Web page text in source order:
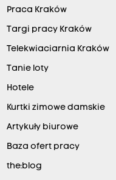
Praca Kraków
Targi pracy Kraków
Telekwiaciarnia Kraków
Tanie loty
Hotele
Kurtki zimowe damskie
Artykuły biurowe
Baza ofert pracy
the:blog